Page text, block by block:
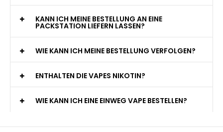
KANN ICH MEINE BESTELLUNG AN EINE
PACKSTATION LIEFERN LASSEN?
WIE KANN ICH MEINE BESTELLUNG VERFOLGEN?
ENTHALTEN DIE VAPES NIKOTIN?
WIE KANN ICH EINE EINWEG VAPE BESTELLEN?